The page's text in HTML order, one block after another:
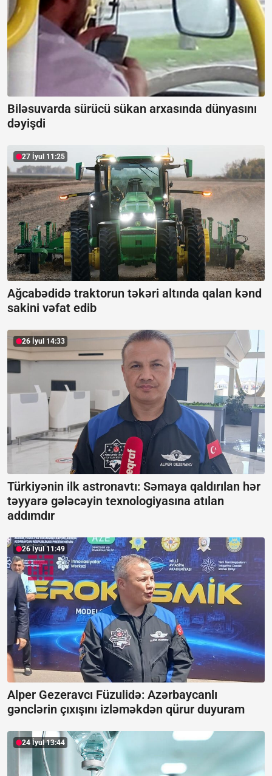
Biləsuvarda sürücü sükan arxasında dünyasını
dəyişdi
27 İyul 11:25
Ağcabədidə traktorun təkəri altında qalan kənd
sakini vəfat edib
26 İyul 14:33
Türkiyənin ilk astronavtı: Səmaya qaldırılan hər
təyyarə gələcəyin texnologiyasına atılan
addımdır
26 İyul 11:49
Alper Gezeravcı Füzulidə: Azərbaycanlı
gənclərin çıxışını izləməkdən qürur duyuram
24 İyul 13:44